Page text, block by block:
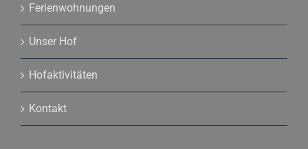
Ferienwohnungen
Unser Hof
Hofaktivitäten
Kontakt